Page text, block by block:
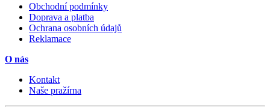
Obchodní podmínky
Doprava a platba
Ochrana osobních údajů
Reklamace
O nás
Kontakt
Naše pražírna